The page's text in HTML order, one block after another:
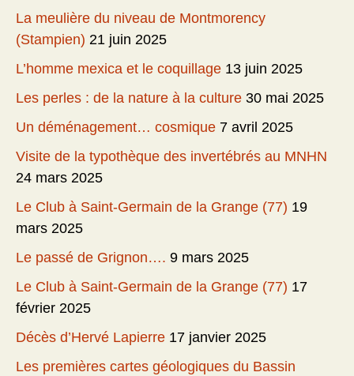
La meulière du niveau de Montmorency
(Stampien) 21 juin 2025
L’homme mexica et le coquillage 13 juin 2025
Les perles : de la nature à la culture 30 mai 2025
Un déménagement… cosmique 7 avril 2025
Visite de la typothèque des invertébrés au MNHN
24 mars 2025
Le Club à Saint-Germain de la Grange (77) 19
mars 2025
Le passé de Grignon…. 9 mars 2025
Le Club à Saint-Germain de la Grange (77) 17
février 2025
Décès d’Hervé Lapierre 17 janvier 2025
Les premières cartes géologiques du Bassin